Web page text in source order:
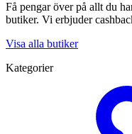
Få pengar över på allt du
butiker. Vi erbjuder
Visa alla butiker
Kategorier